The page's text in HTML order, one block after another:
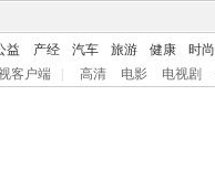
益 产经 汽车 旅游 健康 时尚
客户端 高清 电影 电视剧